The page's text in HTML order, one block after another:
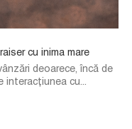
cu inima mare
deoarece, încă de
interacțiunea cu...